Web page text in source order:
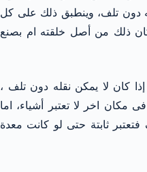
دون تلف، وينطبق ذلك على كل
ذلك من أصل خلقته ام بصنع
إذا كان لا يمكن نقله دون تلف ،
مكان اخر لا تعتبر أشياء، اما
فتعتبر ثابتة حتى لو كانت معدة